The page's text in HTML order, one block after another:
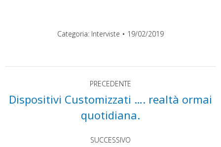
Categoria: Interviste 19/02/2019
tra
PRECEDENTE
Post
precedente:
Dispositivi Customizzati …. realtà ormai
quotidiana.
SUCCESSIVO